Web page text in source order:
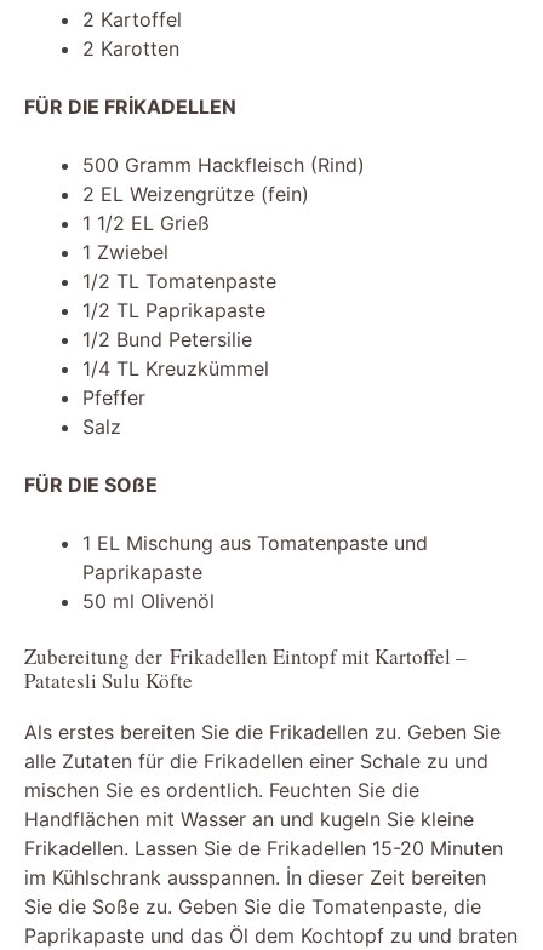
2 Kartoffel
2 Karotten
FÜR DIE FRİKADELLEN
500 Gramm Hackfleisch (Rind)
2 EL Weizengrütze (fein)
1 1/2 EL Grieß
1 Zwiebel
1/2 TL Tomatenpaste
1/2 TL Paprikapaste
1/2 Bund Petersilie
1/4 TL Kreuzkümmel
Pfeffer
Salz
FÜR DIE SOßE
1 EL Mischung aus Tomatenpaste und
Paprikapaste
50 ml Olivenöl
Zubereitung der Frikadellen Eintopf mit Kartoffel –
Patatesli Sulu Köfte
Als erstes bereiten Sie die Frikadellen zu. Geben Sie
alle Zutaten für die Frikadellen einer Schale zu und
mischen Sie es ordentlich. Feuchten Sie die
Handflächen mit Wasser an und kugeln Sie kleine
Frikadellen. Lassen Sie de Frikadellen 15-20 Minuten
im Kühlschrank ausspannen. İn dieser Zeit bereiten
Sie die Soße zu. Geben Sie die Tomatenpaste, die
Paprikapaste und das Öl dem Kochtopf zu und braten